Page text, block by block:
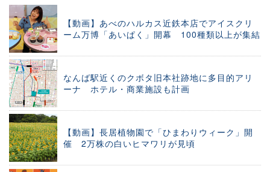
【動画】あべのハルカス近鉄本店でアイスクリ
ーム万博「あいぱく」開幕 100種類以上が集結
なんば駅近くのクボタ旧本社跡地に多目的アリ
ーナ ホテル・商業施設も計画
【動画】長居植物園で「ひまわりウィーク」開
催 2万株の白いヒマワリが見頃